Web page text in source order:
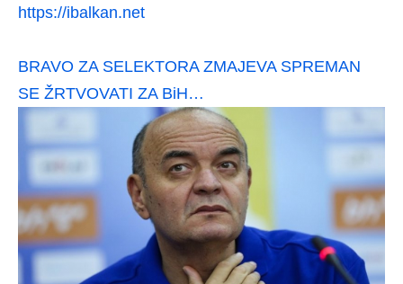
https://ibalkan.net
BRAVO ZA SELEKTORA ZMAJEVA SPREMAN
SE ŽRTVOVATI ZA BiH…